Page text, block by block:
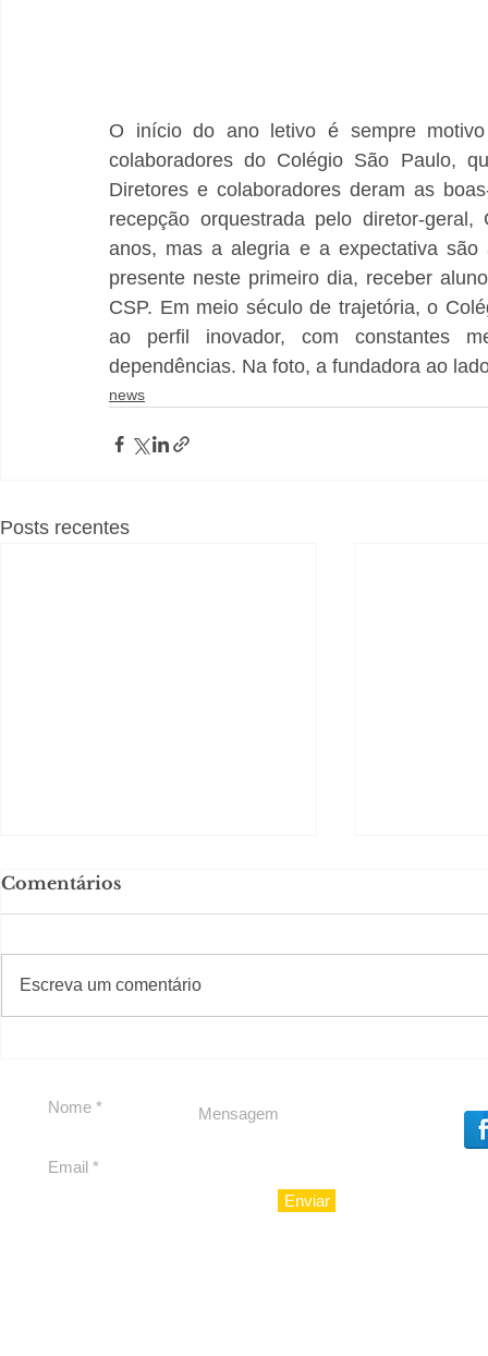
O início do ano letivo é sempre
colaboradores do Colégio São Paulo,
Diretores e colaboradores deram as
recepção orquestrada pelo diretor-
anos, mas a alegria e a expectativa
presente neste primeiro dia, receber
CSP. Em meio século de trajetória, o
ao perfil inovador, com constantes
dependências. Na foto, a fundadora ao
news
Posts recentes
para São Paulo
Comentários
Escreva um comentário
#Sugestões
Enviar